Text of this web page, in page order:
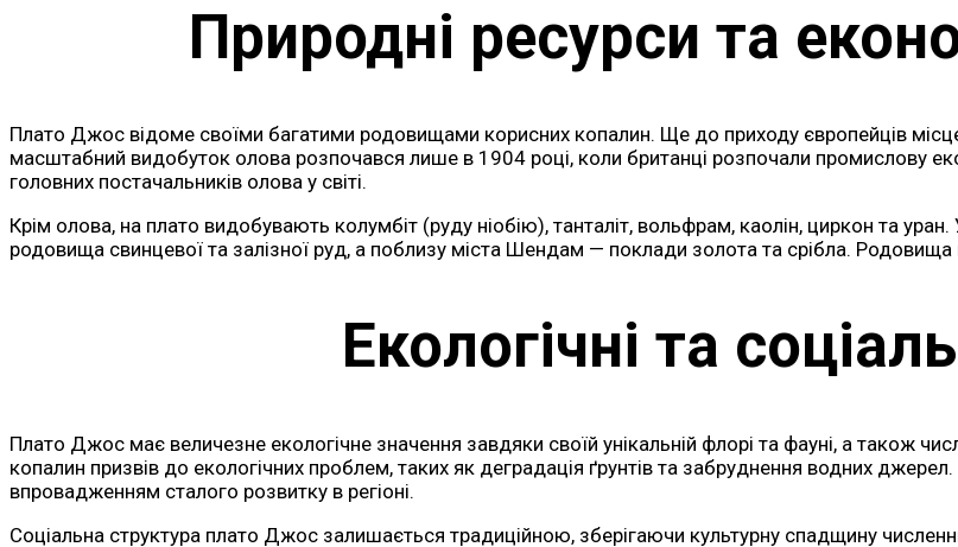
Природні ресурси та
Плато Джос відоме своїми багатими родовищами корисних копалин. Ще до приходу європейців
масштабний видобуток олова розпочався лише в 1904 році, коли британці розпочали промислову
головних постачальників олова у світі.
Крім олова, на плато видобувають колумбіт (руду ніобію), танталіт, вольфрам, каолін, циркон та
родовища свинцевої та залізної руд, а поблизу міста Шендам — поклади золота та срібла. Родовища
Екологічні та
Плато Джос має величезне екологічне значення завдяки своїй унікальній флорі та фауні, а також
копалин призвів до екологічних проблем, таких як деградація ґрунтів та забруднення водних
впровадженням сталого розвитку в регіоні.
Соціальна структура плато Джос залишається традиційною, зберігаючи культурну спадщину